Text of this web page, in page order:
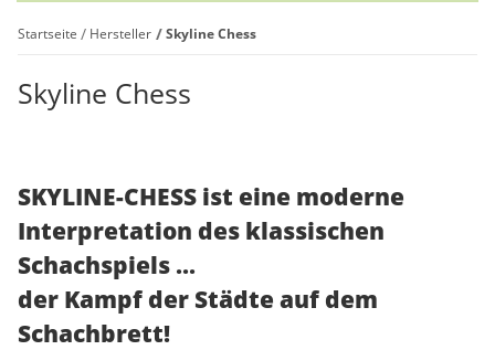
Startseite Hersteller Skyline Chess
Skyline Chess
SKYLINE-CHESS ist eine moderne
Interpretation des klassischen
Schachspiels ...
der Kampf der Städte auf dem
Schachbrett!